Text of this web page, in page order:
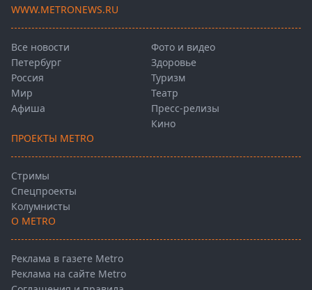
WWW.METRONEWS.RU
Все новости
Петербург
Россия
Мир
Афиша
Фото и видео
Здоровье
Туризм
Театр
Пресс-релизы
Кино
ПРОЕКТЫ METRO
Стримы
Спецпроекты
Колумнисты
О METRO
Реклама в газете Metro
Реклама на сайте Metro